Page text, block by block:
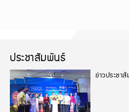
ประชาสัมพันธ์
ข่าวประชา